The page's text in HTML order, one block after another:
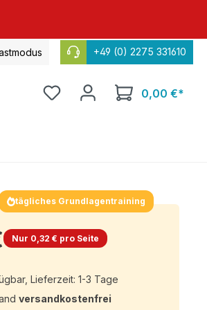
+49 (0) 2275 331610
0,00 €*
tägliches Grundlagentraining
Nur 0,32 € pro Seite
Lieferzeit: 1-3 Tage
versandkostenfrei